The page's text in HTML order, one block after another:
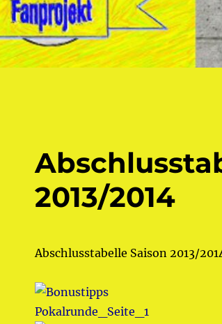
2013/2014
Abschlusstabelle Saison 2013/